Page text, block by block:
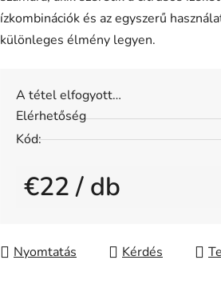
5-
ből
csillag.
ízkombinációk és az egyszerű
különleges élmény legyen.
A tétel elfogyott…
Elérhetőség
Kód:
€22/ db
Nyomtatás Kérdés